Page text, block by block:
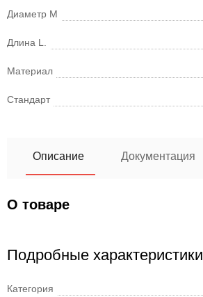
Диаметр М
Длина L.
Материал
Стандарт
Описание Документация
О товаре
Подробные характеристики
Категория